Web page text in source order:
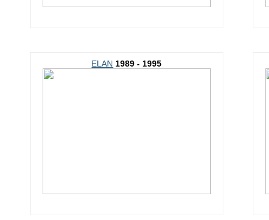
ELAN 1989 - 1995